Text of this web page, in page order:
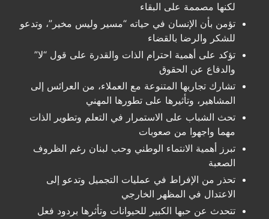
لكنها مصممة على البقاء
تؤمن بأن الإنسان في حياته “مسير وليس مخير”، وتدعو
للشكر والرضا بالقضاء
تؤكد على أهمية احترام الذات والقدرة على قول “لا”
والدفاع عن الحقوق
تشارك تجاربها المتنوعة مع العملاء، من العرائس إلى
المشاهير، وتأثيرها على تطورها المهني
تحث الشباب على الاستمرار في التعلم وتطوير الذات
مهما واجهوا من صعوبات
تبرز أهمية الانتماء الوطني وحب لبنان رغم الظروف
الصعبة
تحذر من الإفراط في عمليات التجميل وتدعو إلى
الاعتدال في المظهر الخارجي
تتحدث عن حبها الكبير للحيوانات وتأثرها بردود فعل